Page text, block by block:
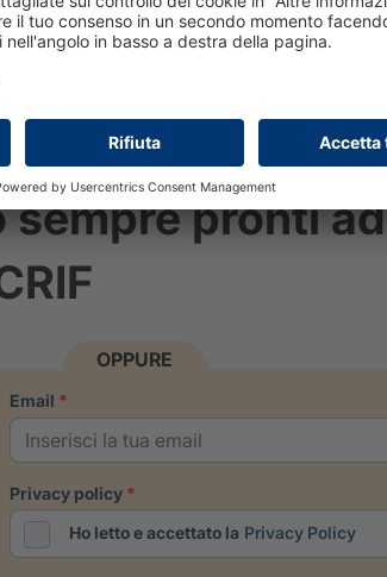
pronti ad
OPPURE
email
privacy policy
Ho letto e accettato la Privacy Policy